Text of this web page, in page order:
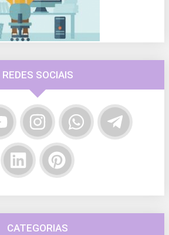
REDES SOCIAIS
CATEGORIAS